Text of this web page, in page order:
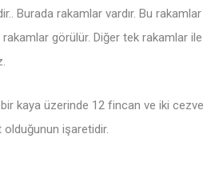
Burada rakamlar vardır. Bu
görülür. Diğer tek rakamlar
kaya üzerinde 12 fincan ve iki
işaretidir.